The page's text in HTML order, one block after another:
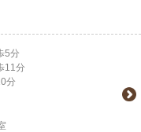
5分
11分
分